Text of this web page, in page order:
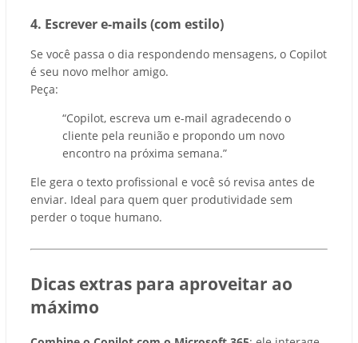
4. Escrever e-mails (com estilo)
Se você passa o dia respondendo mensagens, o Copilot
é seu novo melhor amigo.
Peça:
“Copilot, escreva um e-mail agradecendo o
cliente pela reunião e propondo um novo
encontro na próxima semana.”
Ele gera o texto profissional e você só revisa antes de
enviar. Ideal para quem quer produtividade sem
perder o toque humano.
Dicas extras para aproveitar ao
máximo